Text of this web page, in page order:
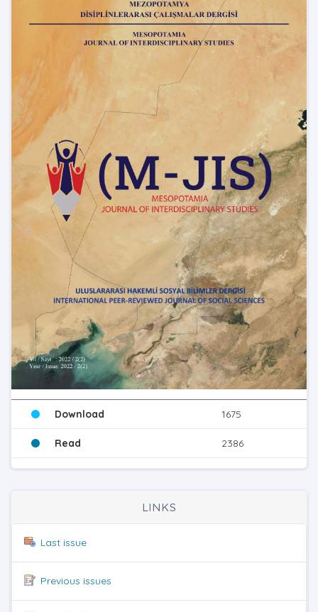
Download 1675
Read 2386
LINKS
Last issue
Previous issues